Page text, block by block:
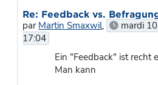
Re: Feedback vs.
par Martin Smaxwil,
mardi
17:04
Ein "Feedback" ist recht
Man kann